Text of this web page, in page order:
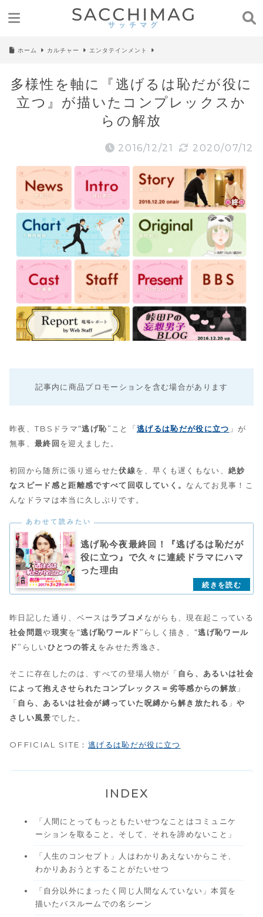
ホーム カルチャー エンタテインメント
多様性を軸に『逃げるは恥だが役に
立つ』が描いたコンプレックスか
らの解放
2016/12/21 2020/07/12
記事内に商品プロモーションを含む場合があります
昨夜、TBSドラマ“逃げ恥”こと「逃げるは恥だが役に立つ 」が
無事、最終回を迎えました。
初回から随所に張り巡らせた伏線を、早くも遅くもない、 絶妙
なスピード感と距離感ですべて回収していく。 なんてお見事！こ
んなドラマは本当に久しぶりです。
逃げ恥今夜最終回！『逃げるは恥だが
役に立つ』で久々に連続ドラマにハマ
った理由
昨日記した通り、ベースはラブコメ ながらも、現在起こっている
社会問題や現実を“逃げ恥ワールド ”らしく描き、“逃げ恥ワール
ド”らしいひとつの答え をみせた秀逸さ。
そこに存在したのは、すべての登場人物が「自ら、あるいは社会
によって抱えさせられたコンプレックス＝劣等感からの解放 」
「自ら、あるいは社会が縛っていた呪縛から解き放たれる 」や
さしい風景でした。
OFFICIAL SITE： 逃げるは恥だが役に立つ
INDEX
「人間にとってもっともたいせつなことはコミュニケ
ーションを取ること。そして、それを諦めないこと」
「人生のコンセプト」人はわかりあえないからこそ、
わかりあおうとすることがたいせつ
「自分以外にまったく同じ人間なんていない」本質を
描いたバスルームでの名シーン